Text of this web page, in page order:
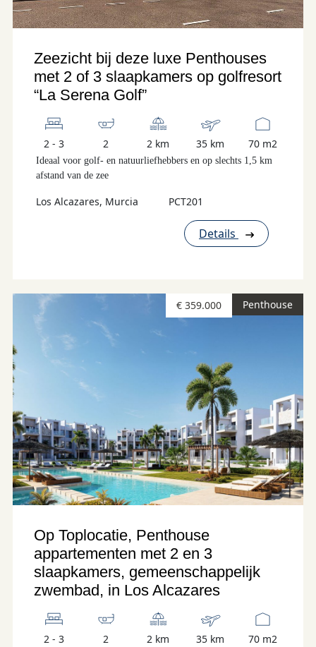
Zeezicht bij deze luxe Penthouses
met 2 of 3 slaapkamers op golfresort
“La Serena Golf”
2 - 3 2 2 km 35 km 70 m2
Ideaal voor golf- en natuurliefhebbers en op slechts 1,5 km
afstand van de zee
Los Alcazares, Murcia PCT201
Details
Penthouse
€ 359.000
Op Toplocatie, Penthouse
appartementen met 2 en 3
slaapkamers, gemeenschappelijk
zwembad, in Los Alcazares
2 - 3 2 2 km 35 km 70 m2